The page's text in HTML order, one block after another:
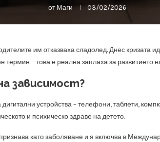
отМаги 03/02/2026
им отказваха сладолед. Днес кризата
– това е реална заплаха за развитието
зависимост?
устройства – телефони, таблети,
и психическо здраве на детето.
като заболяване и я включва в